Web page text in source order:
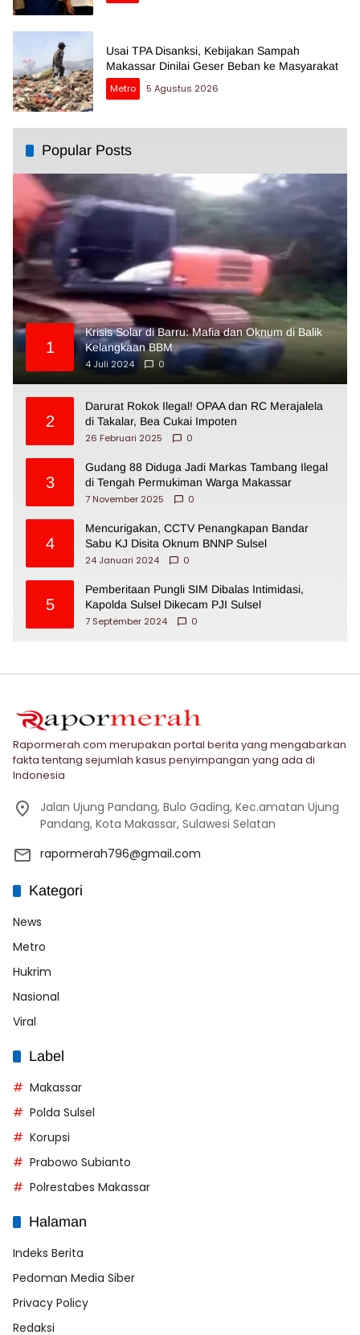
Usai TPA Disanksi, Kebijakan Sampah
Makassar Dinilai Geser Beban ke Masyarakat
Metro
5 Agustus 2026
Popular Posts
1
Krisis Solar di Barru: Mafia dan Oknum di Balik
Kelangkaan BBM
4 Juli 2024
0
2
Darurat Rokok Ilegal! OPAA dan RC Merajalela
di Takalar, Bea Cukai Impoten
26 Februari 2025
0
3
Gudang 88 Diduga Jadi Markas Tambang Ilegal
di Tengah Permukiman Warga Makassar
7 November 2025
0
4
Mencurigakan, CCTV Penangkapan Bandar
Sabu KJ Disita Oknum BNNP Sulsel
24 Januari 2024
0
5
Pemberitaan Pungli SIM Dibalas Intimidasi,
Kapolda Sulsel Dikecam PJI Sulsel
7 September 2024
0
Rapormerah.com merupakan portal berita yang mengabarkan
fakta tentang sejumlah kasus penyimpangan yang ada di
Indonesia
Jalan Ujung Pandang, Bulo Gading, Kec.amatan Ujung
Pandang, Kota Makassar, Sulawesi Selatan
rapormerah796@gmail.com
Kategori
News
Metro
Hukrim
Nasional
Viral
Label
Makassar
Polda Sulsel
Korupsi
Prabowo Subianto
Polrestabes Makassar
Halaman
Indeks Berita
Pedoman Media Siber
Privacy Policy
Redaksi